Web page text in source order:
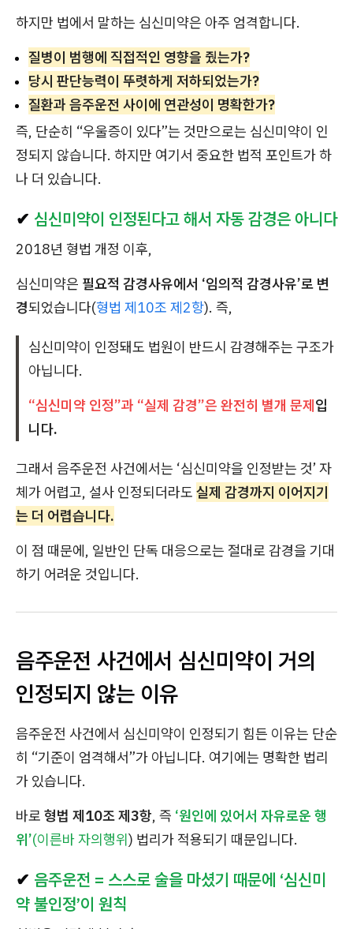
하지만 법에서 말하는 심신미약은 아주 엄격합니다.
질병이 범행에 직접적인 영향을 줬는가?
당시 판단능력이 뚜렷하게 저하되었는가?
질환과 음주운전 사이에 연관성이 명확한가?
즉, 단순히 “우울증이 있다”는 것만으로는 심신미약이 인
정되지 않습니다. 하지만 여기서 중요한 법적 포인트가 하
나 더 있습니다.
✔ 심신미약이 인정된다고 해서 자동 감경은 아니다
2018년 형법 개정 이후,
심신미약은 필요적 감경사유에서 ‘임의적 감경사유’로 변
경되었습니다(형법 제10조 제2항). 즉,
심신미약이 인정돼도 법원이 반드시 감경해주는 구조가
아닙니다.
“심신미약 인정”과 “실제 감경”은 완전히 별개 문제입
니다.
그래서 음주운전 사건에서는 ‘심신미약을 인정받는 것’ 자
체가 어렵고, 설사 인정되더라도 실제 감경까지 이어지기
는 더 어렵습니다.
이 점 때문에, 일반인 단독 대응으로는 절대로 감경을 기대
하기 어려운 것입니다.
음주운전 사건에서 심신미약이 거의
인정되지 않는 이유
음주운전 사건에서 심신미약이 인정되기 힘든 이유는 단순
히 “기준이 엄격해서”가 아닙니다. 여기에는 명확한 법리
가 있습니다.
바로 형법 제10조 제3항, 즉 ‘원인에 있어서 자유로운 행
위’(이른바 자의행위) 법리가 적용되기 때문입니다.
✔ 음주운전 = 스스로 술을 마셨기 때문에 ‘심신미
약 불인정’이 원칙